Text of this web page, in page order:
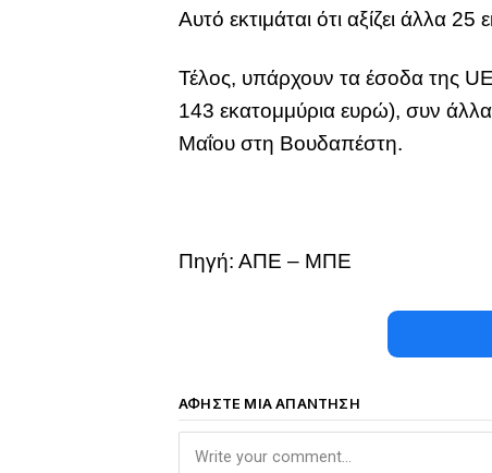
Αυτό εκτιμάται ότι αξίζει άλλα 25
Τέλος, υπάρχουν τα έσοδα της
143 εκατομμύρια ευρώ), συν
Μαΐου στη Βουδαπέστη.
Πηγή: ΑΠΕ – ΜΠΕ
ΑΦΉΣΤΕ ΜΙΑ ΑΠΆΝΤΗΣΗ